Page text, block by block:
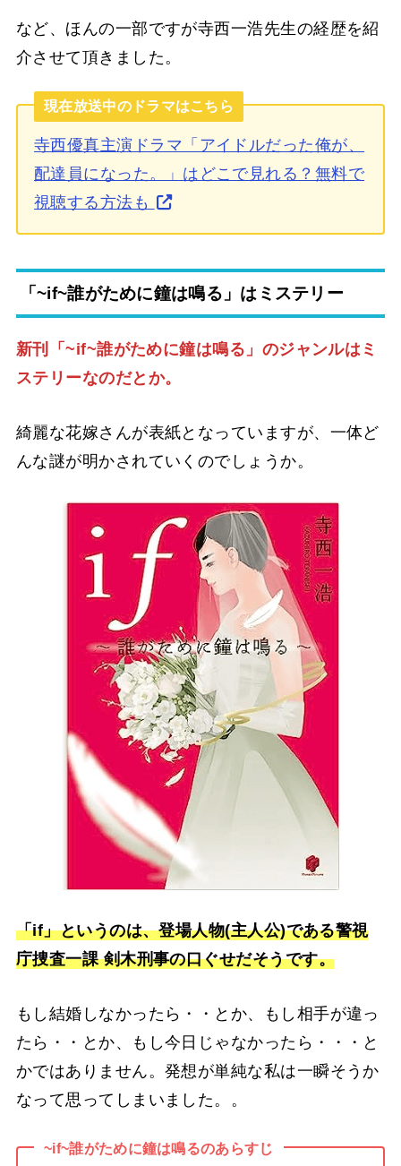
など、ほんの一部ですが寺西一浩先生の経歴を紹
介させて頂きました。
現在放送中のドラマはこちら
寺西優真主演ドラマ「アイドルだった俺が、
配達員になった。」はどこで見れる？無料で
視聴する方法も
「~if~誰がために鐘は鳴る」はミステリー
新刊「~if~誰がために鐘は鳴る」のジャンルはミ
ステリーなのだとか。
綺麗な花嫁さんが表紙となっていますが、一体ど
んな謎が明かされていくのでしょうか。
「if」というのは、登場人物(主人公)である警視
庁捜査一課 剣木刑事の口ぐせだそうです。
もし結婚しなかったら・・とか、もし相手が違っ
たら・・とか、もし今日じゃなかったら・・・と
かではありません。発想が単純な私は一瞬そうか
なって思ってしまいました。。
~if~誰がために鐘は鳴るのあらすじ